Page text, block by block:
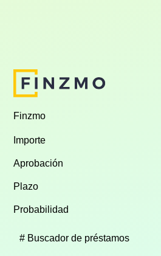
Finzmo
Importe
Aprobación
Plazo
Probabilidad
Buscador de préstamos